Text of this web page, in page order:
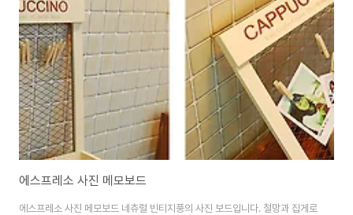
액자의 뒷면에는 고리와 받침이 설치되어 있어 벽에 걸 수도 있고 테이블위에
놓을 수도 있도록 디자인 되어 있습니다. 자료제공 | 예쁜 인테리어 소품 천이
백엠 http..
에스프레소 사진 메모보드
에스프레소 사진 메모보드 네츄럴 빈티지풍의 사진 보드입니다. 철망과 집게로